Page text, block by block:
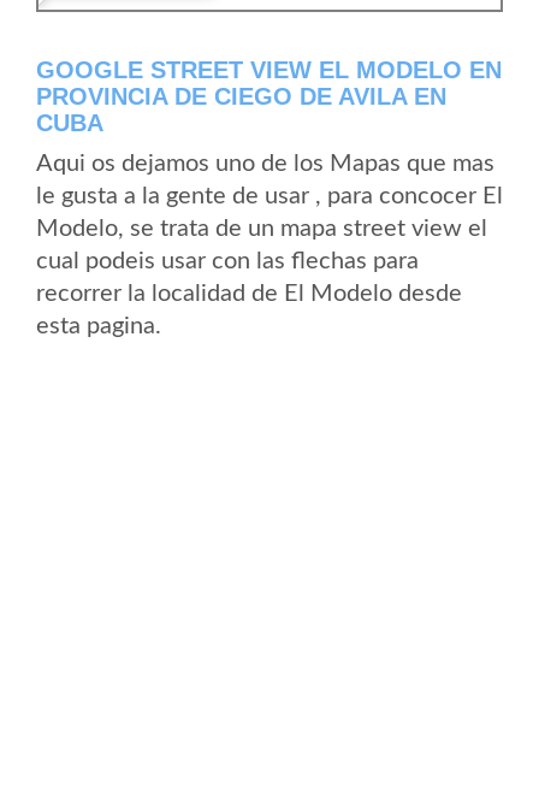
GOOGLE STREET VIEW EL MODELO EN
PROVINCIA DE CIEGO DE AVILA EN
CUBA
Aqui os dejamos uno de los Mapas que mas
le gusta a la gente de usar , para concocer El
Modelo, se trata de un mapa street view el
cual podeis usar con las flechas para
recorrer la localidad de El Modelo desde
esta pagina.